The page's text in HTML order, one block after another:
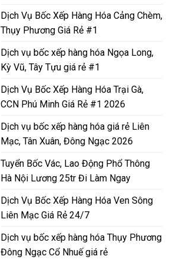
Dịch Vụ Bốc Xếp Hàng Hóa Cảng Chèm,
Thụy Phương Giá Rẻ #1
Dịch vụ bốc xếp hàng hóa Ngọa Long,
Kỳ Vũ, Tây Tựu giá rẻ #1
Dịch Vụ Bốc Xếp Hàng Hóa Trại Gà,
CCN Phú Minh Giá Rẻ #1 2026
Dịch vụ bốc xếp hàng hóa giá rẻ Liên
Mạc, Tân Xuân, Đông Ngạc 2026
Tuyển Bốc Vác, Lao Động Phổ Thông
Hà Nội Lương 25tr Đi Làm Ngay
Dịch Vụ Bốc Xếp Hàng Hóa Ven Sông
Liên Mạc Giá Rẻ 24/7
Dịch vụ bốc xếp hàng hóa Thụy Phương
Đông Ngạc Cổ Nhuế giá rẻ